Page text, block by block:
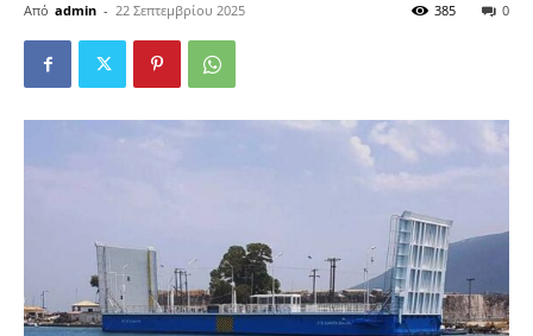
Από admin - 22 Σεπτεμβρίου 2025 0
385